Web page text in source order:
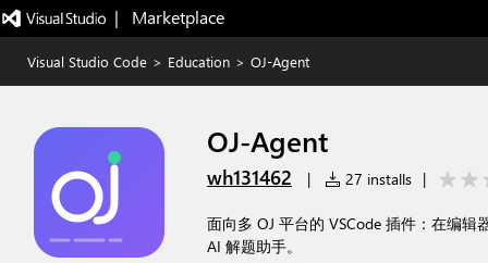
|   Marketplace
Visual Studio Code > Education > OJ-Agent
OJ-Agent
wh131462 | 27 installs |
面向多 OJ 平台的 VSCode 插件：在编
AI 解题助手。